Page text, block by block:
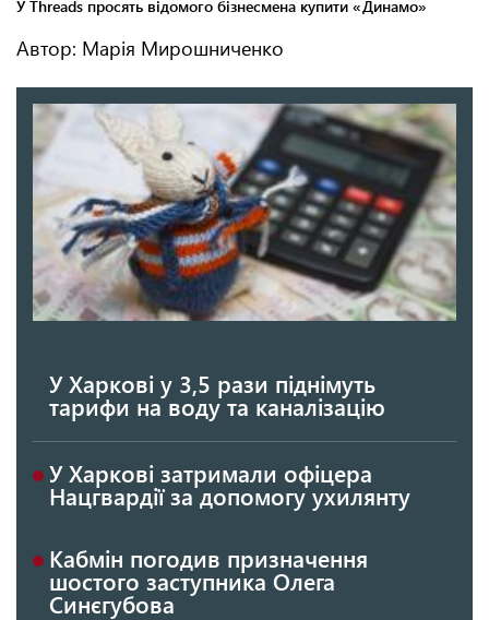
Автор: Марія Мирошниченко
У Харкові у 3,5 рази піднімуть
тарифи на воду та каналізацію
У Харкові затримали офіцера
Нацгвардії за допомогу ухилянту
Кабмін погодив призначення
шостого заступника Олега
Синєгубова